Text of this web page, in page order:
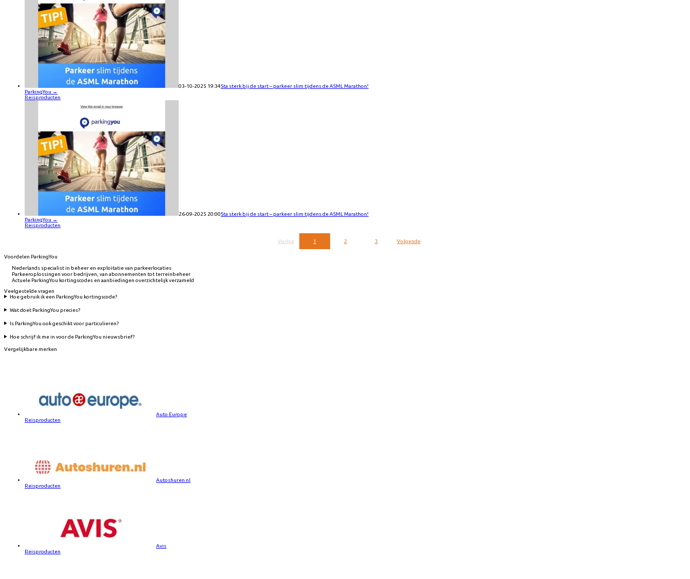
03-10-2025 19:34Sta sterk bij de start – parkeer slim tijdens de ASML Marathon!
ParkingYou →
Reisproducten
26-09-2025 20:00Sta sterk bij de start – parkeer slim tijdens de ASML Marathon!
ParkingYou →
Reisproducten
Vorige 1 2 3 Volgende
Voordelen ParkingYou
Nederlands specialist in beheer en exploitatie van parkeerlocaties
Parkeeroplossingen voor bedrijven, van abonnementen tot terreinbeheer
Actuele ParkingYou kortingscodes en aanbiedingen overzichtelijk verzameld
Veelgestelde vragen
Hoe gebruik ik een ParkingYou kortingscode?
Wat doet ParkingYou precies?
Is ParkingYou ook geschikt voor particulieren?
Hoe schrijf ik me in voor de ParkingYou nieuwsbrief?
Vergelijkbare merken
Auto Europe
Reisproducten
Autoshuren.nl
Reisproducten
Avis
Reisproducten